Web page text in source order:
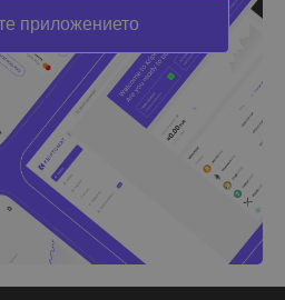
приложението